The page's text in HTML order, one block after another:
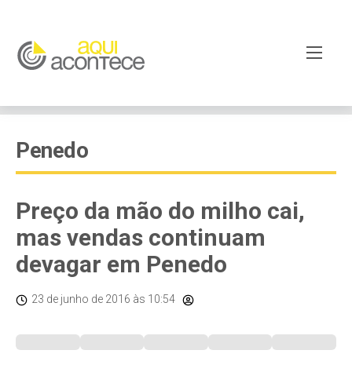
Penedo
Preço da mão do milho cai,
mas vendas continuam
devagar em Penedo
23 de junho de 2016 às 10:54